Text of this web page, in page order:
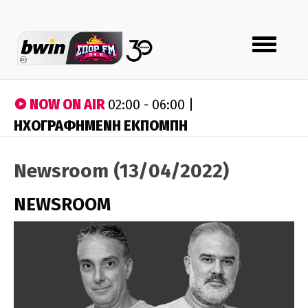
Toggle
navigation
NOW ON AIR02:00 - 06:00 |
ΗΧΟΓΡΑΦΗΜΕΝΗ ΕΚΠΟΜΠΗ
Newsroom (13/04/2022)
NEWSROOM